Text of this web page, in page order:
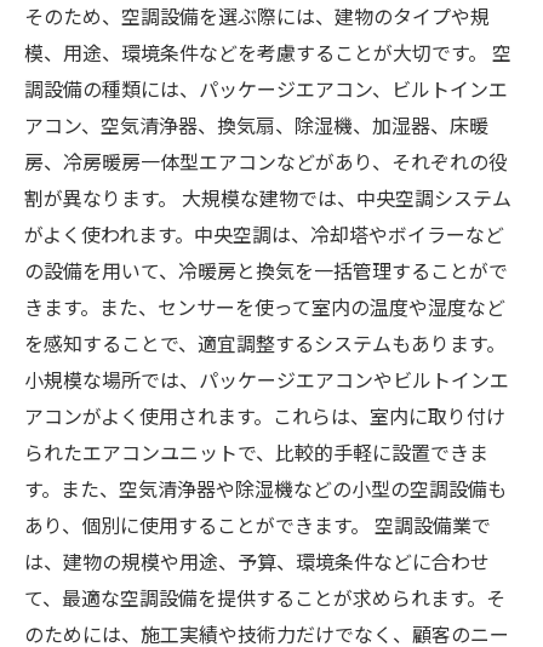
そのため、空調設備を選ぶ際には、建物のタイプや規
模、用途、環境条件などを考慮することが大切です。 空
調設備の種類には、パッケージエアコン、ビルトインエ
アコン、空気清浄器、換気扇、除湿機、加湿器、床暖
房、冷房暖房一体型エアコンなどがあり、それぞれの役
割が異なります。 大規模な建物では、中央空調システム
がよく使われます。中央空調は、冷却塔やボイラーなど
の設備を用いて、冷暖房と換気を一括管理することがで
きます。また、センサーを使って室内の温度や湿度など
を感知することで、適宜調整するシステムもあります。
小規模な場所では、パッケージエアコンやビルトインエ
アコンがよく使用されます。これらは、室内に取り付け
られたエアコンユニットで、比較的手軽に設置できま
す。また、空気清浄器や除湿機などの小型の空調設備も
あり、個別に使用することができます。 空調設備業で
は、建物の規模や用途、予算、環境条件などに合わせ
て、最適な空調設備を提供することが求められます。そ
のためには、施工実績や技術力だけでなく、顧客のニー